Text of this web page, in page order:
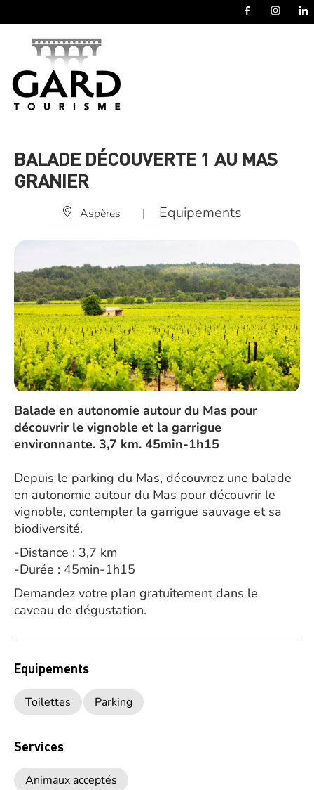
BALADE DÉCOUVERTE 1 AU MAS
GRANIER
Aspères | Equipements
Balade en autonomie autour du Mas pour
découvrir le vignoble et la garrigue
environnante. 3,7 km. 45min-1h15
Depuis le parking du Mas, découvrez une balade
en autonomie autour du Mas pour découvrir le
vignoble, contempler la garrigue sauvage et sa
biodiversité.
-Distance : 3,7 km
-Durée : 45min-1h15
Demandez votre plan gratuitement dans le
caveau de dégustation.
Equipements
Toilettes Parking
Services
Animaux acceptés